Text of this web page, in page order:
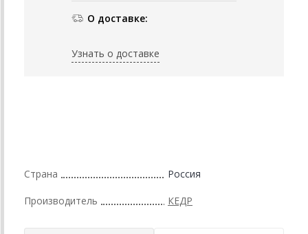
О доставке:
Узнать о доставке
Страна Россия
Производитель КЕДР